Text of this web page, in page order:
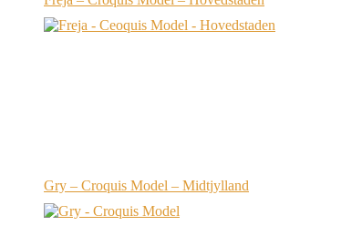
Gry – Croquis Model – Midtjylland